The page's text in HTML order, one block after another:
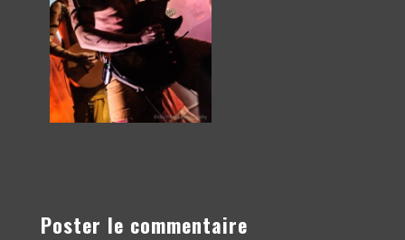
Poster le commentaire